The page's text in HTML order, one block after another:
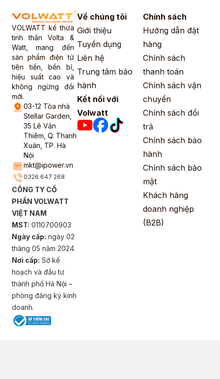
VOLWATT kế thừa
tinh thần Volta &
Watt, mang đến
sản phẩm điện tử
tiên tiến, bền bỉ,
hiệu suất cao và
không ngừng đổi
mới.
03-12 Tòa nhà
Stellar Garden,
35 Lê Văn
Thiêm, Q. Thanh
Xuân, TP. Hà
Nội
mkt@ipower.vn
0326 647 268
CÔNG TY CỔ
PHẦN VOLWATT
VIỆT NAM
MST: 0110700903
Ngày cấp: ngày 02
tháng 05 năm 2024
Nơi cấp: Sở kế
hoạch và đầu tư
thành phố Hà Nội –
phòng đăng ký kinh
doanh.
Về chúng tôi
Giới thiệu
Tuyển dụng
Liên hệ
Trung tâm bảo
hành
Kết nối với
Volwatt
Chính sách
Hướng dẫn đặt
hàng
Chính sách
thanh toán
Chính sách vận
chuyển
Chính sách đổi
trả
Chính sách bảo
hành
Chính sách bảo
mật
Khách hàng
doanh nghiệp
(B2B)